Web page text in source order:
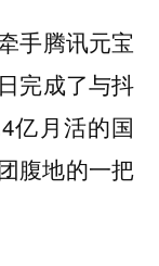
手腾讯元宝
完成了与抖
月活的国
腹地的一把